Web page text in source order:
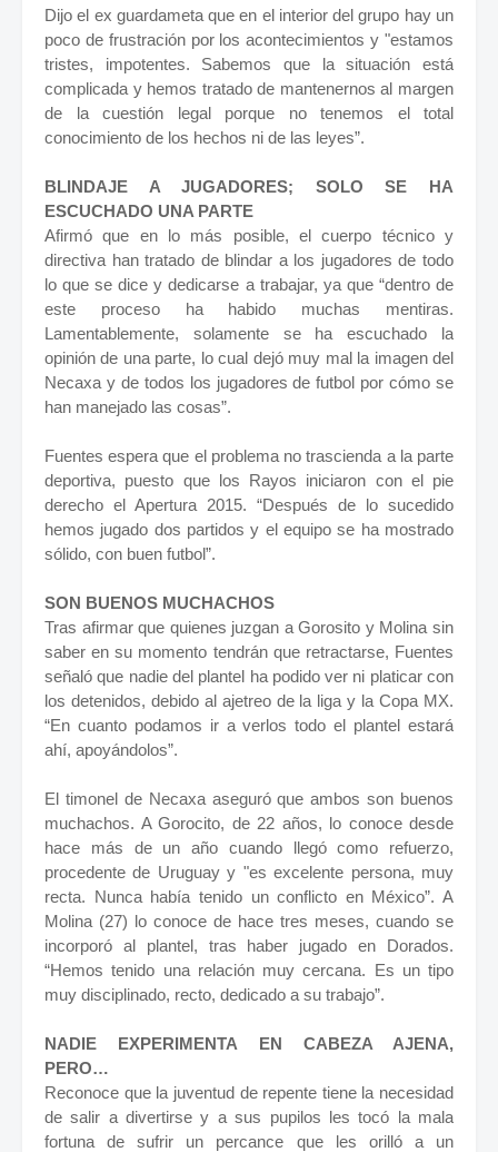
Dijo el ex guardameta que en el interior del grupo hay un
poco de frustración por los acontecimientos y "estamos
tristes, impotentes. Sabemos que la situación está
complicada y hemos tratado de mantenernos al margen
de la cuestión legal porque no tenemos el total
conocimiento de los hechos ni de las leyes”.
BLINDAJE A JUGADORES; SOLO SE HA
ESCUCHADO UNA PARTE
Afirmó que en lo más posible, el cuerpo técnico y
directiva han tratado de blindar a los jugadores de todo
lo que se dice y dedicarse a trabajar, ya que “dentro de
este proceso ha habido muchas mentiras.
Lamentablemente, solamente se ha escuchado la
opinión de una parte, lo cual dejó muy mal la imagen del
Necaxa y de todos los jugadores de futbol por cómo se
han manejado las cosas”.
Fuentes espera que el problema no trascienda a la parte
deportiva, puesto que los Rayos iniciaron con el pie
derecho el Apertura 2015. “Después de lo sucedido
hemos jugado dos partidos y el equipo se ha mostrado
sólido, con buen futbol”.
SON BUENOS MUCHACHOS
Tras afirmar que quienes juzgan a Gorosito y Molina sin
saber en su momento tendrán que retractarse, Fuentes
señaló que nadie del plantel ha podido ver ni platicar con
los detenidos, debido al ajetreo de la liga y la Copa MX.
“En cuanto podamos ir a verlos todo el plantel estará
ahí, apoyándolos”.
El timonel de Necaxa aseguró que ambos son buenos
muchachos. A Gorocito, de 22 años, lo conoce desde
hace más de un año cuando llegó como refuerzo,
procedente de Uruguay y "es excelente persona, muy
recta. Nunca había tenido un conflicto en México”. A
Molina (27) lo conoce de hace tres meses, cuando se
incorporó al plantel, tras haber jugado en Dorados.
“Hemos tenido una relación muy cercana. Es un tipo
muy disciplinado, recto, dedicado a su trabajo”.
NADIE EXPERIMENTA EN CABEZA AJENA,
PERO…
Reconoce que la juventud de repente tiene la necesidad
de salir a divertirse y a sus pupilos les tocó la mala
fortuna de sufrir un percance que les orilló a un